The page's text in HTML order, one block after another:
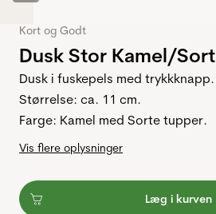
Kort og Godt
Dusk Stor Kamel/Sort
Dusk i fuskepels med trykkknapp.
Størrelse: ca. 11 cm.
Farge: Kamel med Sorte tupper.
Vis flere oplysninger
Læg i kurven